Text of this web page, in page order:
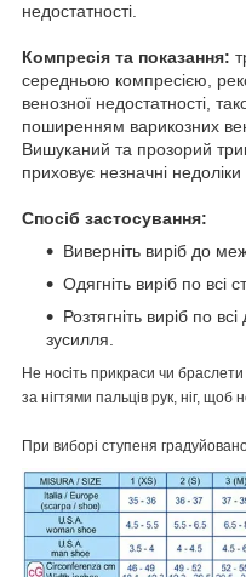
недостатності.
Компресія та показання:
середньою компресією,
венозної недостатності,
поширенням варикозних
Вишуканий та прозорий
приховує незначні недоліки
Спосіб застосування:
Виверніть виріб до
Одягніть виріб по всі
Розтягніть виріб по
зусилля.
Не носіть прикраси чи
за нігтями пальців рук, ніг, щоб
При виборі ступеня